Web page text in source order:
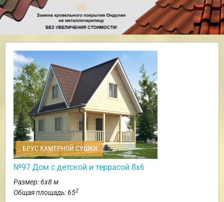
БРУС КАМЕРНОЙ СУШКИ
№97 Дом с детской и террасой 8х6
Размер: 6х8 м
Общая площадь: 652